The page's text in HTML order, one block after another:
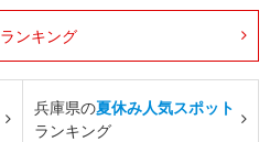
ランキング
兵庫県の夏休み人気スポット
ランキング